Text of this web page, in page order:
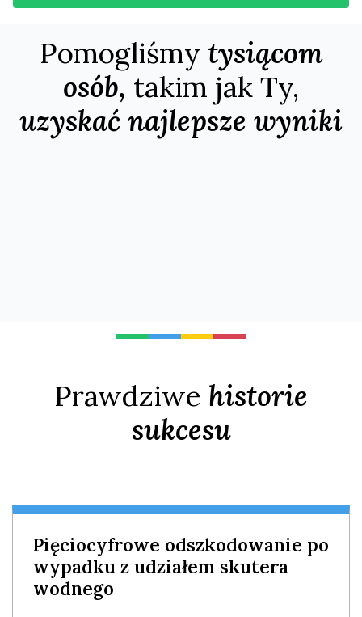
Pomogliśmy tysiącom
osób, takim jak Ty,
uzyskać najlepsze wyniki
Prawdziwe historie
sukcesu
Pięciocyfrowe odszkodowanie po
wypadku z udziałem skutera
wodnego